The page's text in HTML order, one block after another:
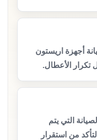
أجهزة اريستون
تكرار الأعطال.
التي يتم
من استقرار